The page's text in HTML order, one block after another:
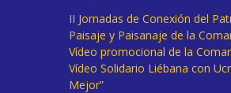
II Jornadas de Conexión del
Paisaje y Paisanaje de la
Vídeo promocional de la
Vídeo Solidario Liébana con
Mejor”